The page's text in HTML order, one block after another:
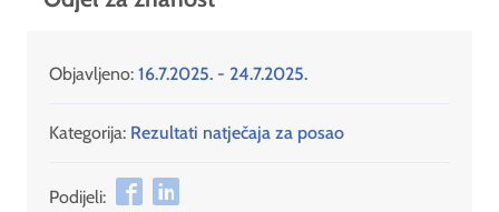
Objavljeno: 16.7.2025. - 24.7.2025.
Kategorija: Rezultati natječaja za posao
Podijeli: